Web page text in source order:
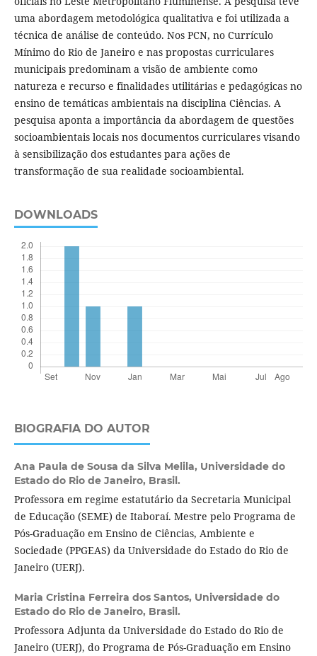
uma abordagem metodológica qualitativa e foi utilizada a
técnica de análise de conteúdo. Nos PCN, no Currículo
Mínimo do Rio de Janeiro e nas propostas curriculares
municipais predominam a visão de ambiente como
natureza e recurso e finalidades utilitárias e pedagógicas no
ensino de temáticas ambientais na disciplina Ciências. A
pesquisa aponta a importância da abordagem de questões
socioambientais locais nos documentos curriculares visando
à sensibilização dos estudantes para ações de
transformação de sua realidade socioambiental.
DOWNLOADS
BIOGRAFIA DO AUTOR
Ana Paula de Sousa da Silva Melila, Universidade do
Estado do Rio de Janeiro, Brasil.
Professora em regime estatutário da Secretaria Municipal
de Educação (SEME) de Itaboraí. Mestre pelo Programa de
Pós-Graduação em Ensino de Ciências, Ambiente e
Sociedade (PPGEAS) da Universidade do Estado do Rio de
Janeiro (UERJ).
Maria Cristina Ferreira dos Santos, Universidade do
Estado do Rio de Janeiro, Brasil.
Professora Adjunta da Universidade do Estado do Rio de
Janeiro (UERJ), do Programa de Pós-Graduação em Ensino